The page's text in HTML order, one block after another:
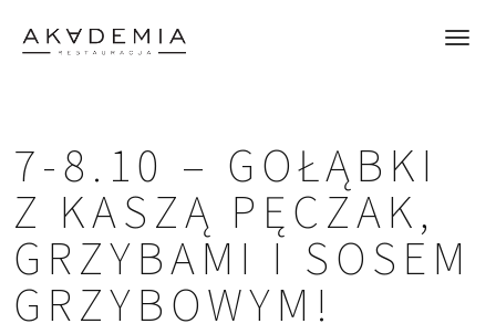
7-8.10 – GOŁĄBKI
Z KASZĄ PĘCZAK,
GRZYBAMI I SOSEM
GRZYBOWYM!